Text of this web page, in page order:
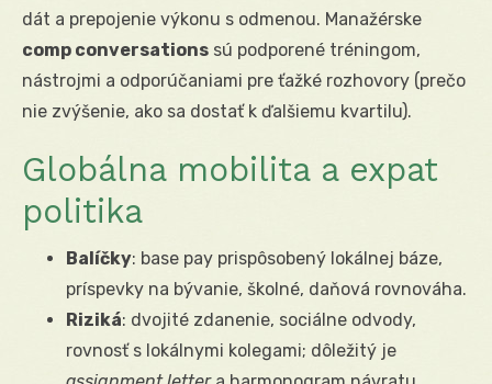
dát a prepojenie výkonu s odmenou. Manažérske
comp conversations sú podporené tréningom,
nástrojmi a odporúčaniami pre ťažké rozhovory (prečo
nie zvýšenie, ako sa dostať k ďalšiemu kvartilu).
Globálna mobilita a expat
politika
Balíčky: base pay prispôsobený lokálnej báze,
príspevky na bývanie, školné, daňová rovnováha.
Riziká: dvojité zdanenie, sociálne odvody,
rovnosť s lokálnymi kolegami; dôležitý je